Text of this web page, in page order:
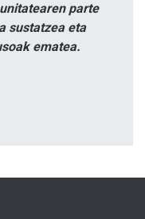
parte
sustatzea eta
ematea.